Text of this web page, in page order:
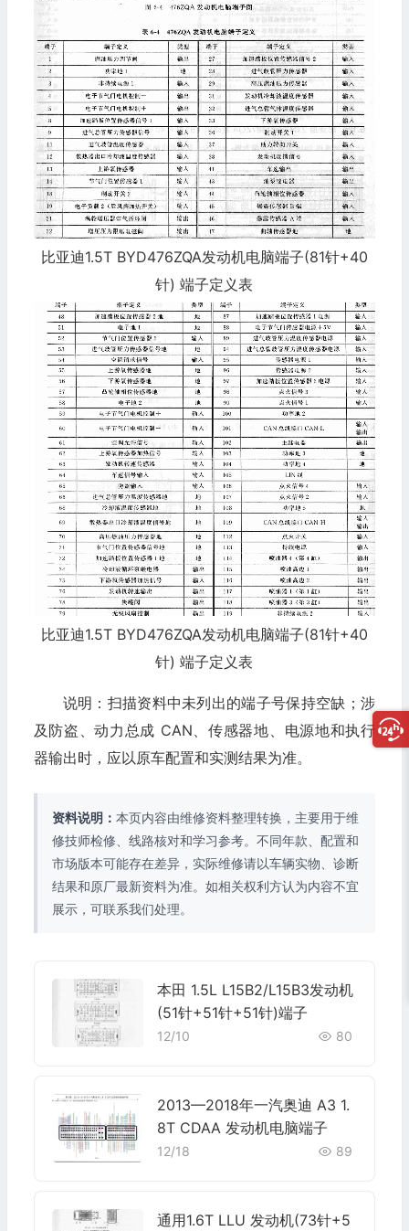
比亚迪1.5T BYD476ZQA发动机电脑端子(81针+40
针) 端子定义表
比亚迪1.5T BYD476ZQA发动机电脑端子(81针+40
针) 端子定义表
说明：扫描资料中未列出的端子号保持空缺；涉
及防盗、动力总成 CAN、传感器地、电源地和执行
器输出时，应以原车配置和实测结果为准。
资料说明： 本页内容由维修资料整理转换，主要用于维
修技师检修、线路核对和学习参考。不同年款、配置和
市场版本可能存在差异，实际维修请以车辆实物、诊断
结果和原厂最新资料为准。如相关权利方认为内容不宜
展示，可联系我们处理。
本田 1.5L L15B2/L15B3发动机
(51针+51针+51针)端子
12/10 80
2013—2018年一汽奥迪 A3 1.
8T CDAA 发动机电脑端子
12/18 89
通用1.6T LLU 发动机(73针+5